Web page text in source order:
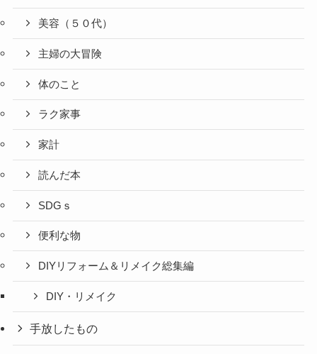
美容（５０代）
主婦の大冒険
体のこと
ラク家事
家計
読んだ本
SDGｓ
便利な物
DIYリフォーム＆リメイク総集編
DIY・リメイク
手放したもの